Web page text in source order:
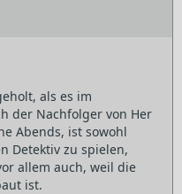
als es im
der Nachfolger von Her
Abends, ist sowohl
Detektiv zu spielen,
allem auch, weil die
ist.